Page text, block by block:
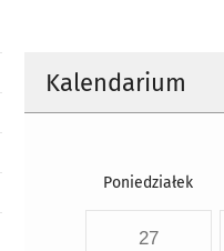
Kalendarium
Poniedziałek
27